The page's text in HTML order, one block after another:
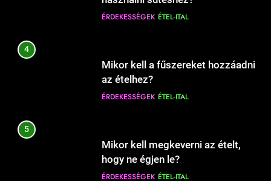
szempontok a döntéshez
CSALÁD-GYEREK-KAPCSOLATOK
10
Hogyan válassz keresztnevet?
CSALÁD-GYEREK-KAPCSOLATOK
11
Hogyan védjük meg otthonunkat
az ágyi poloskáktól?
ÉRDEKESSÉGEK ÉTEL-ITAL
5
Mikor kell megkeverni az ételt,
hogy ne égjen le?
ÉRDEKESSÉGEK ÉTEL-ITAL
6
Mikor kell fedőt tenni a serpenyőre
– és mikor nem?
ÉRDEKESSÉGEK ÉTEL-ITAL
EGÉSZSÉG ÉLETMÓD
fordulni?
EGÉSZSÉG ÉRDEKESSÉGEK
Mit jelent a magas CRP?
EGÉSZSÉG ÉRDEKESSÉGEK